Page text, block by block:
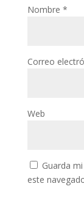
Nombre *
Correo
Web
Guarda
este